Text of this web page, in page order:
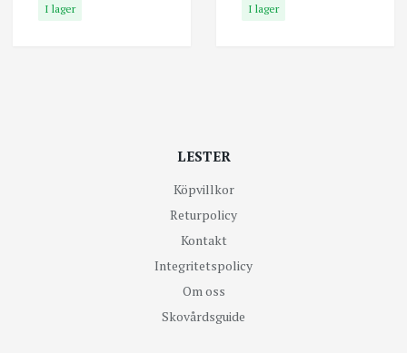
I lager I lager
LESTER
Köpvillkor
Returpolicy
Kontakt
Integritetspolicy
Om oss
Skovårdsguide